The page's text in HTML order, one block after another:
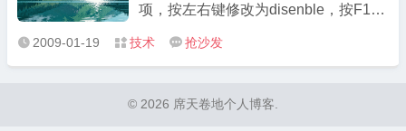
项，按左右键修改为disenble，按F10
保存后才能找到硬盘，安装时一般的
ghost盘是不能安装的，我只有用XP的
 2009-01-19  技术  抢沙发
© 2026 席天卷地个人博客.